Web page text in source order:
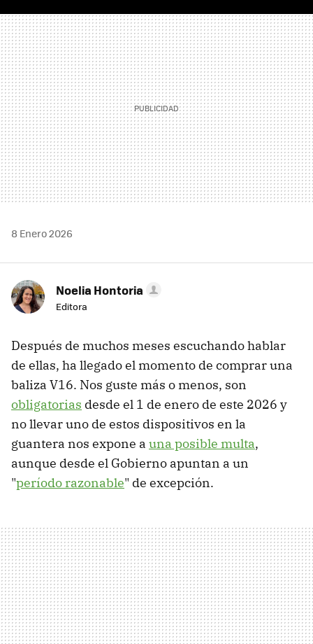
MAIL
8 Enero 2026
Noelia Hontoria
Editora
Después de muchos meses escuchando hablar
de ellas, ha llegado el momento de comprar una
baliza V16. Nos guste más o menos, son
obligatorias desde el 1 de enero de este 2026 y
no llevar uno de estos dispositivos en la
guantera nos expone a una posible multa,
aunque desde el Gobierno apuntan a un
"período razonable" de excepción.